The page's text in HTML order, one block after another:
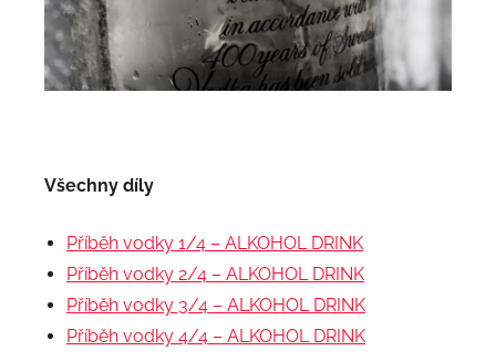
Všechny díly
Příběh vodky 1/4 – ALKOHOL DRINK
Příběh vodky 2/4 – ALKOHOL DRINK
Příběh vodky 3/4 – ALKOHOL DRINK
Příběh vodky 4/4 – ALKOHOL DRINK